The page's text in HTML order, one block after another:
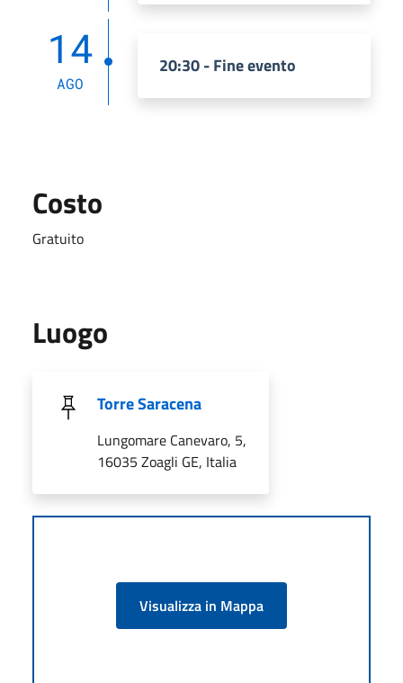
14
AGO
20:30 - Fine evento
Costo
Gratuito
Luogo
Torre Saracena
Lungomare Canevaro, 5,
16035 Zoagli GE, Italia
Visualizza in Mappa